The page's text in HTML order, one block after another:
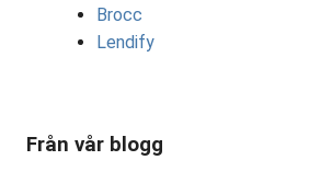
Brocc
Lendify
Från vår blogg